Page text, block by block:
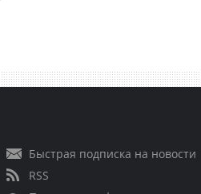
Быстрая подписка на новости
RSS